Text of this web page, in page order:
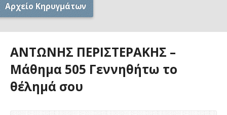
Αρχείο Κηρυγμάτων
ΑΝΤΩΝΗΣ ΠΕΡΙΣΤΕΡΑΚΗΣ –
Μάθημα 505 Γεννηθήτω το
θέλημά σου